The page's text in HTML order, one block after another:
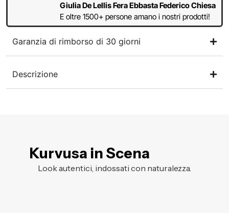
Giulia De Lellis Fera Ebbasta Federico Chiesa
E oltre 1500+ persone amano i nostri prodotti!
Garanzia di rimborso di 30 giorni
Descrizione
Kurvusa in Scena
Look autentici, indossati con naturalezza.